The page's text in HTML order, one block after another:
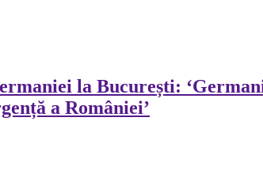
la București:
a României’